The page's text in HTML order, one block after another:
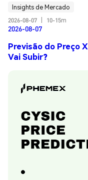
Insights de Mercado
2026-08-07
10-15m
2026-08-07
Previsão do Preço
Vai Subir?